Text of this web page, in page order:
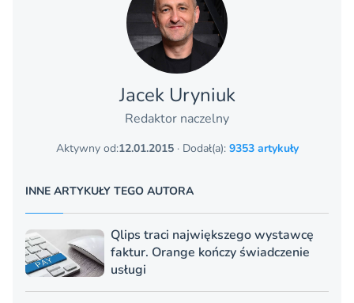
Jacek Uryniuk
Redaktor naczelny
Aktywny od:12.01.2015· Dodał(a): 9353 artykuły
INNE ARTYKUŁY TEGO AUTORA
Qlips traci największego wystawcę
faktur. Orange kończy świadczenie
usługi